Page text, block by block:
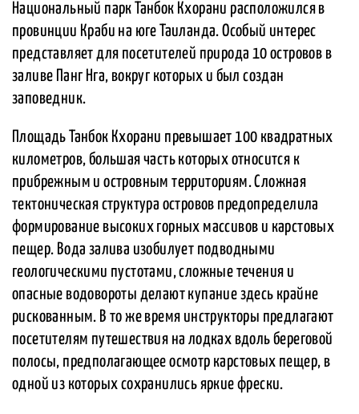
Национальный парк Танбок Кхорани расположился в
провинции Краби на юге Таиланда. Особый интерес
представляет для посетителей природа 10 островов в
заливе Панг Нга, вокруг которых и был создан
заповедник.
Площадь Танбок Кхорани превышает 100 квадратных
километров, большая часть которых относится к
прибрежным и островным территориям. Сложная
тектоническая структура островов предопределила
формирование высоких горных массивов и карстовых
пещер. Вода залива изобилует подводными
геологическими пустотами, сложные течения и
опасные водовороты делают купание здесь крайне
рискованным. В то же время инструкторы предлагают
посетителям путешествия на лодках вдоль береговой
полосы, предполагающее осмотр карстовых пещер, в
одной из которых сохранились яркие фрески.